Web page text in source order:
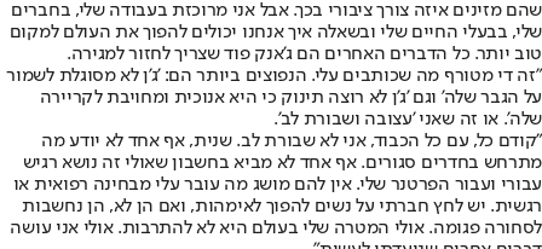
שהם מזינים איזה צורך ציבורי בכך. אבל אני מרוכזת בעבודה שלי, בחברים
שלי, בבעלי החיים שלי ובשאלה איך אנחנו יכולים להפוך את העולם למקום
טוב יותר. כל הדברים האחרים הם ג'אנק פוד שצריך לחזור למגירה.
"זה די מטורף מה שכותבים עלי. הנפוצים ביותר הם: 'ג'ן לא מסוגלת לשמור
על הגבר שלה' וגם 'ג'ן לא רוצה תינוק כי היא אנוכית ומחויבת לקריירה
שלה'. או זה שאני 'עצובה ושבורת לב'.
"קודם כל, עם כל הכבוד, אני לא שבורת לב. שנית, אף אחד לא יודע מה
מתרחש בחדרים סגורים. אף אחד לא מביא בחשבון שאולי זה נושא רגיש
עבורי ועבור הפרטנר שלי. אין להם מושג מה עובר עלי מבחינה רפואית או
רגשית. יש לחץ חברתי על נשים להפוך לאימהות, ואם הן לא, הן נחשבות
לסחורה פגומה. אולי המטרה שלי בעולם היא לא להתרבות. אולי אני עושה